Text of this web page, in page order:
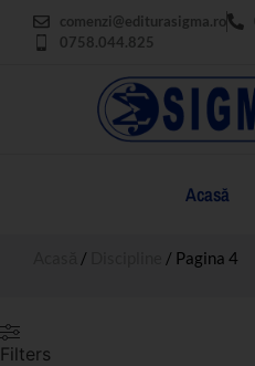
comenzi@editurasigma.ro
0758.044.825
Acasă
/ / Pagina 4
Filters